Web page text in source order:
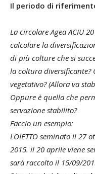
Il periodo di
La circolare Agea ACIU
calcolare la
di più colture che si
la coltura diversificante?
vegetativo? (Allora va
Oppure è quella che
servazione stabilito?
Faccio un esempio:
LOIETTO seminato il 27
2015. il 20 aprile viene
sarà raccolto il 15/09/